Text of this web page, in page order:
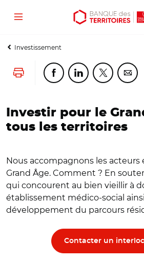
Aller
contenu
Aller
menu
Ouvrir
outils
Menu
Investissement
Lancer l'impressionPartager cette page sur
Partager cette
Partager
Investir pour le
tous les territoires
Nous accompagnons les acteurs
Grand Âge. Comment ? En
qui concourent au bien vieillir à
établissement médico-social
développement du parcours
Contacter un